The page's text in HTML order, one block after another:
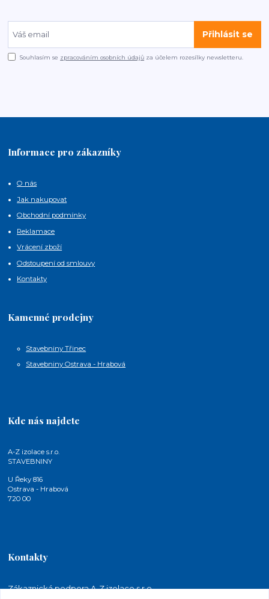
Přihlásit se
Souhlasím se zpracováním osobních údajů za účelem rozesílky newsletteru.
Informace pro zákazníky
O nás
Jak nakupovat
Obchodní podmínky
Reklamace
Vrácení zboží
Odstoupení od smlouvy
Kontakty
Kamenné prodejny
Stavebniny Třinec
Stavebniny Ostrava - Hrabová
Kde nás najdete
A-Z izolace s.r.o.
STAVEBNINY
U Řeky 816
Ostrava - Hrabová
720 00
Kontakty
Zákaznická podpora A-Z izolace s.r.o.